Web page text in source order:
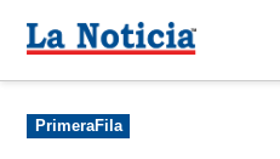
Para mantenerte
contenido
Publicado
en
PrimeraFila